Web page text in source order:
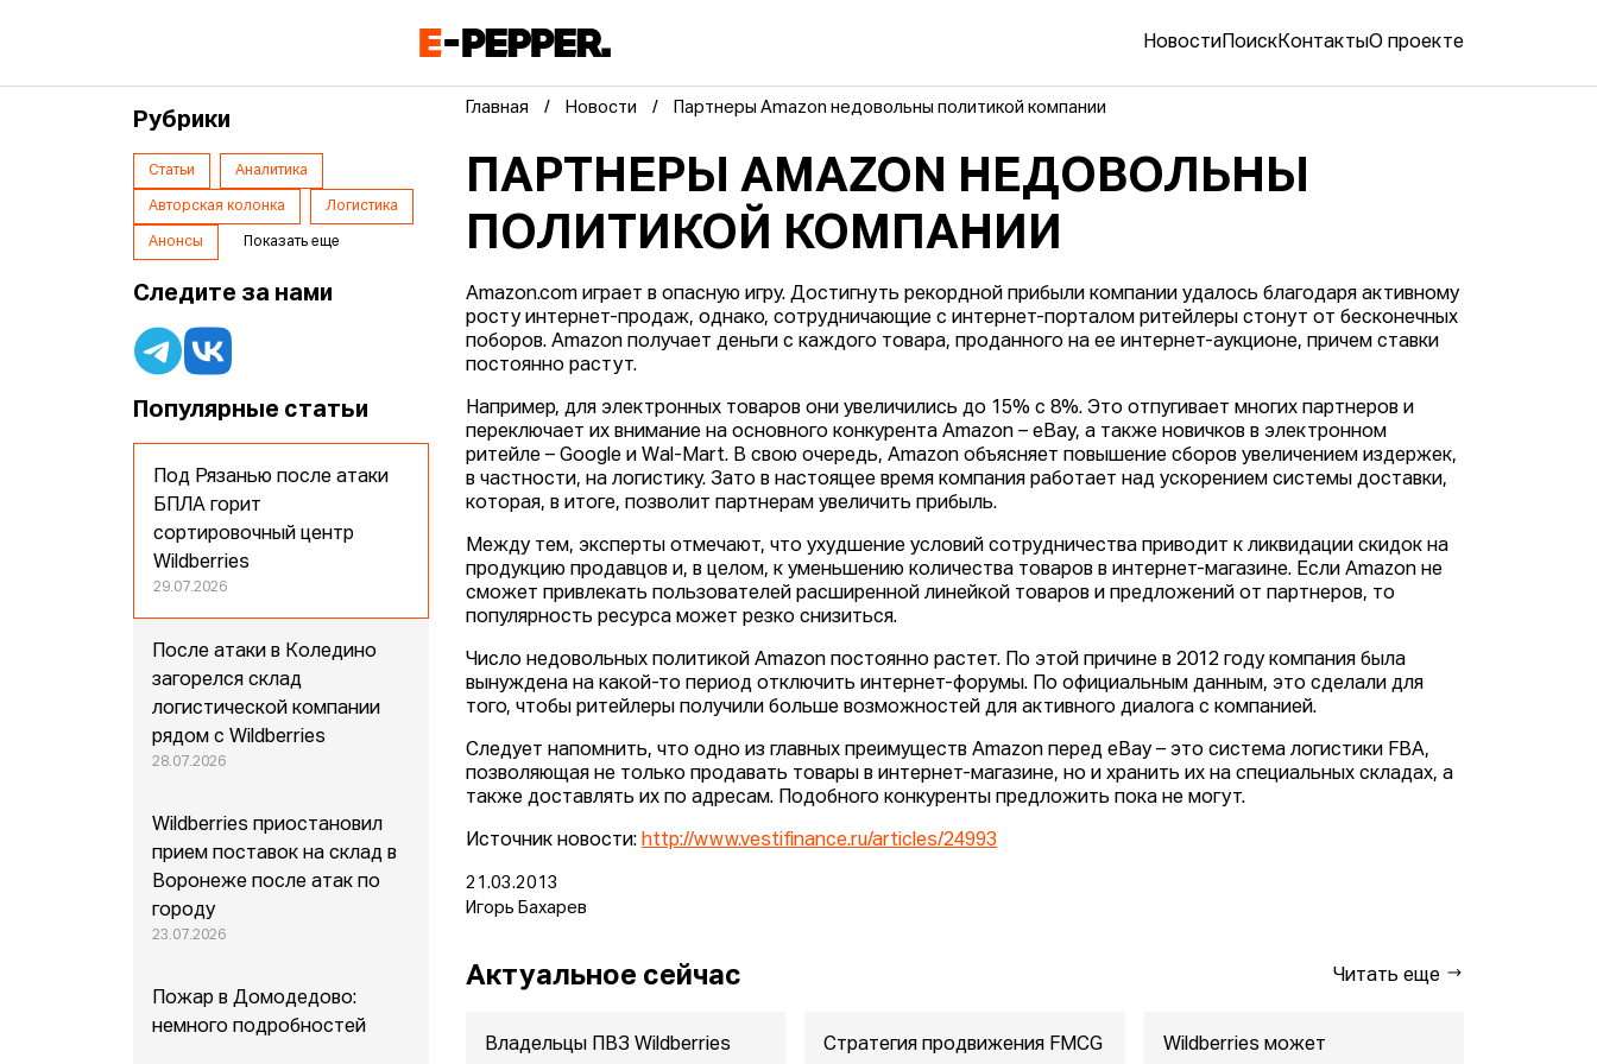
Новости ПоискКонтактыО проекте
Главная Новости Партнеры Amazon недовольны политикой компании
ПАРТНЕРЫ AMAZON НЕДОВОЛЬНЫ
ПОЛИТИКОЙ КОМПАНИИ
Amazon.com играет в опасную игру. Достигнуть рекордной прибыли компании удалось благодаря активному
росту интернет-продаж, однако, сотрудничающие с интернет-порталом ритейлеры стонут от бесконечных
поборов. Amazon получает деньги с каждого товара, проданного на ее интернет-аукционе, причем ставки
постоянно растут.
Например, для электронных товаров они увеличились до 15% с 8%. Это отпугивает многих партнеров и
переключает их внимание на основного конкурента Amazon – eBay, а также новичков в электронном
ритейле – Google и Wal-Mart. В свою очередь, Amazon объясняет повышение сборов увеличением издержек,
в частности, на логистику. Зато в настоящее время компания работает над ускорением системы доставки,
которая, в итоге, позволит партнерам увеличить прибыль.
Между тем, эксперты отмечают, что ухудшение условий сотрудничества приводит к ликвидации скидок на
продукцию продавцов и, в целом, к уменьшению количества товаров в интернет-магазине. Если Amazon не
сможет привлекать пользователей расширенной линейкой товаров и предложений от партнеров, то
популярность ресурса может резко снизиться.
Число недовольных политикой Amazon постоянно растет. По этой причине в 2012 году компания была
вынуждена на какой-то период отключить интернет-форумы. По официальным данным, это сделали для
того, чтобы ритейлеры получили больше возможностей для активного диалога с компанией.
Следует напомнить, что одно из главных преимуществ Amazon перед eBay – это система логистики FBA,
позволяющая не только продавать товары в интернет-магазине, но и хранить их на специальных складах, а
также доставлять их по адресам. Подобного конкуренты предложить пока не могут.
Источник новости: http://www.vestifinance.ru/articles/24993
21.03.2013
Игорь Бахарев
Актуальное сейчас Читать еще
Владельцы ПВЗ Wildberries Стратегия продвижения FMCG Wildberries может
Рубрики
Статьи Аналитика
Авторская колонка Логистика
Анонсы Показать еще
Следите за нами
Популярные статьи
Под Рязанью после атаки
БПЛА горит
сортировочный центр
Wildberries
29.07.2026
После атаки в Коледино
загорелся склад
логистической компании
рядом с Wildberries
28.07.2026
Wildberries приостановил
прием поставок на склад в
Воронеже после атак по
городу
23.07.2026
Пожар в Домодедово:
немного подробностей